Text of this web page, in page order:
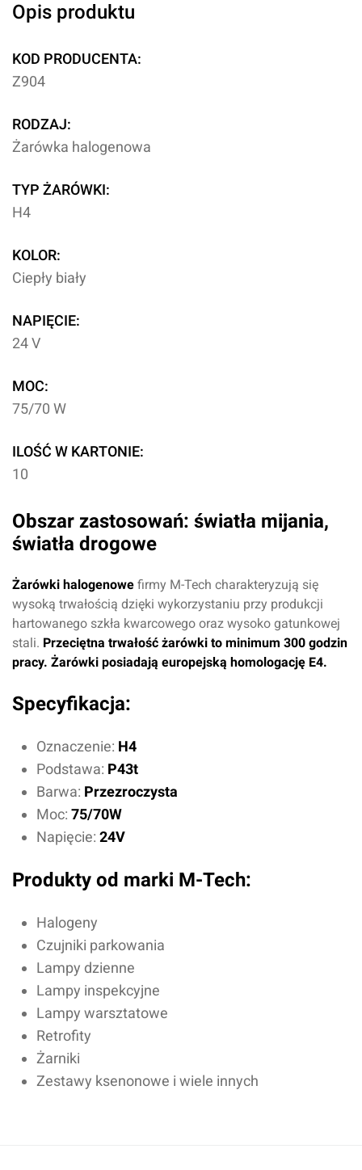
Opis produktu
KOD PRODUCENTA:
Z904
RODZAJ:
Żarówka halogenowa
TYP ŻARÓWKI:
H4
KOLOR:
Ciepły biały
NAPIĘCIE:
24 V
MOC:
75/70 W
ILOŚĆ W KARTONIE:
10
Obszar zastosowań: światła mijania,
światła drogowe
Żarówki halogenowe firmy M-Tech charakteryzują się
wysoką trwałością dzięki wykorzystaniu przy produkcji
hartowanego szkła kwarcowego oraz wysoko gatunkowej
stali. Przeciętna trwałość żarówki to minimum 300 godzin
pracy. Żarówki posiadają europejską homologację E4.
Specyfikacja:
Oznaczenie: H4
Podstawa: P43t
Barwa: Przezroczysta
Moc: 75/70W
Napięcie: 24V
Produkty od marki M-Tech:
Halogeny
Czujniki parkowania
Lampy dzienne
Lampy inspekcyjne
Lampy warsztatowe
Retrofity
Żarniki
Zestawy ksenonowe i wiele innych